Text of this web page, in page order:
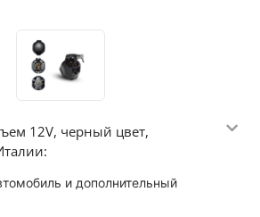
12V, черный цвет,
и дополнительный